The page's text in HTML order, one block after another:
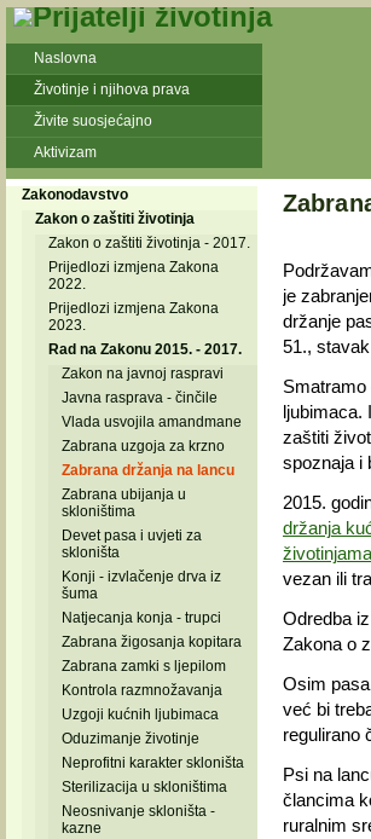
Naslovna
Životinje i njihova prava
Živite suosjećajno
Aktivizam
Zakonodavstvo
Zakon o zaštiti životinja
Zakon o zaštiti životinja - 2017.
Prijedlozi izmjena Zakona
2022.
Prijedlozi izmjena Zakona
2023.
Rad na Zakonu 2015. - 2017.
Zakon na javnoj raspravi
Javna rasprava - činčile
Vlada usvojila amandmane
Zabrana uzgoja za krzno
Zabrana držanja na lancu
Zabrana ubijanja u
skloništima
Devet pasa i uvjeti za
skloništa
Konji - izvlačenje drva iz
šuma
Natjecanja konja - trupci
Zabrana žigosanja kopitara
Zabrana zamki s ljepilom
Kontrola razmnožavanja
Uzgoji kućnih ljubimaca
Oduzimanje životinje
Neprofitni karakter skloništa
Sterilizacija u skloništima
Neosnivanje skloništa -
kazne
je
držanje
51.,
ljubimaca.
zaštiti
spoznaja i
2015.
držanja
vezan ili
Odredba
Zakona o
Osim
već bi
regulirano
Psi na
člancima
ruralnim